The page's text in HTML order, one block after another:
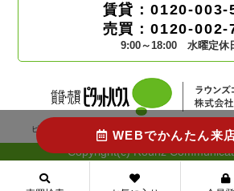
賃貸：0120-003-
売買：0120-002-
9:00～18:00 水曜定休
ピタットハウスの加盟店は独立自営であり、各店舗の責
Copyright(c) Rounz
WEBでかんたん来